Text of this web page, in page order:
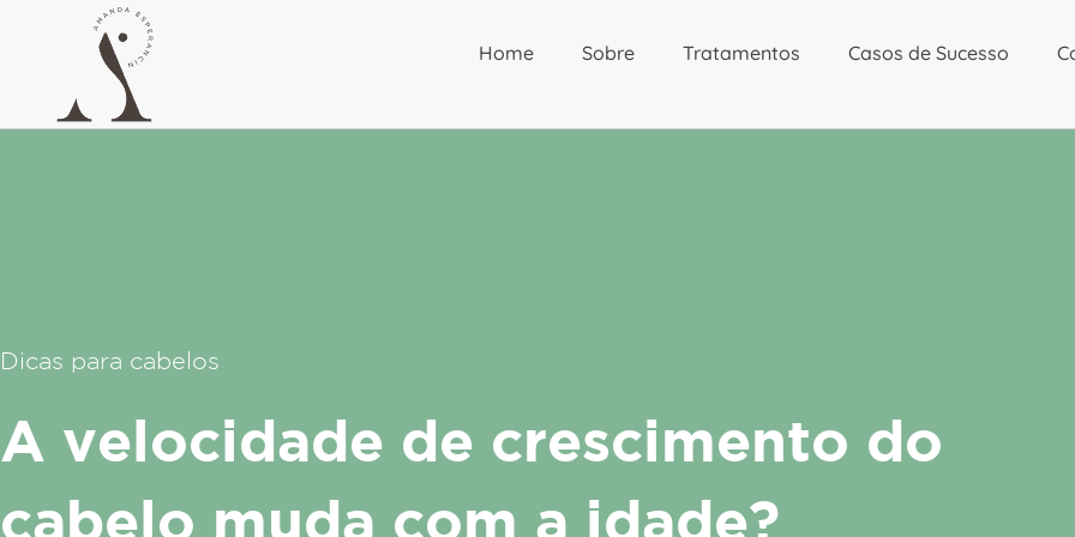
conteúdo
Home Sobre Tratamentos Casos de Sucesso
Dicas para cabelos
A velocidade de crescimento do
cabelo muda com a idade?